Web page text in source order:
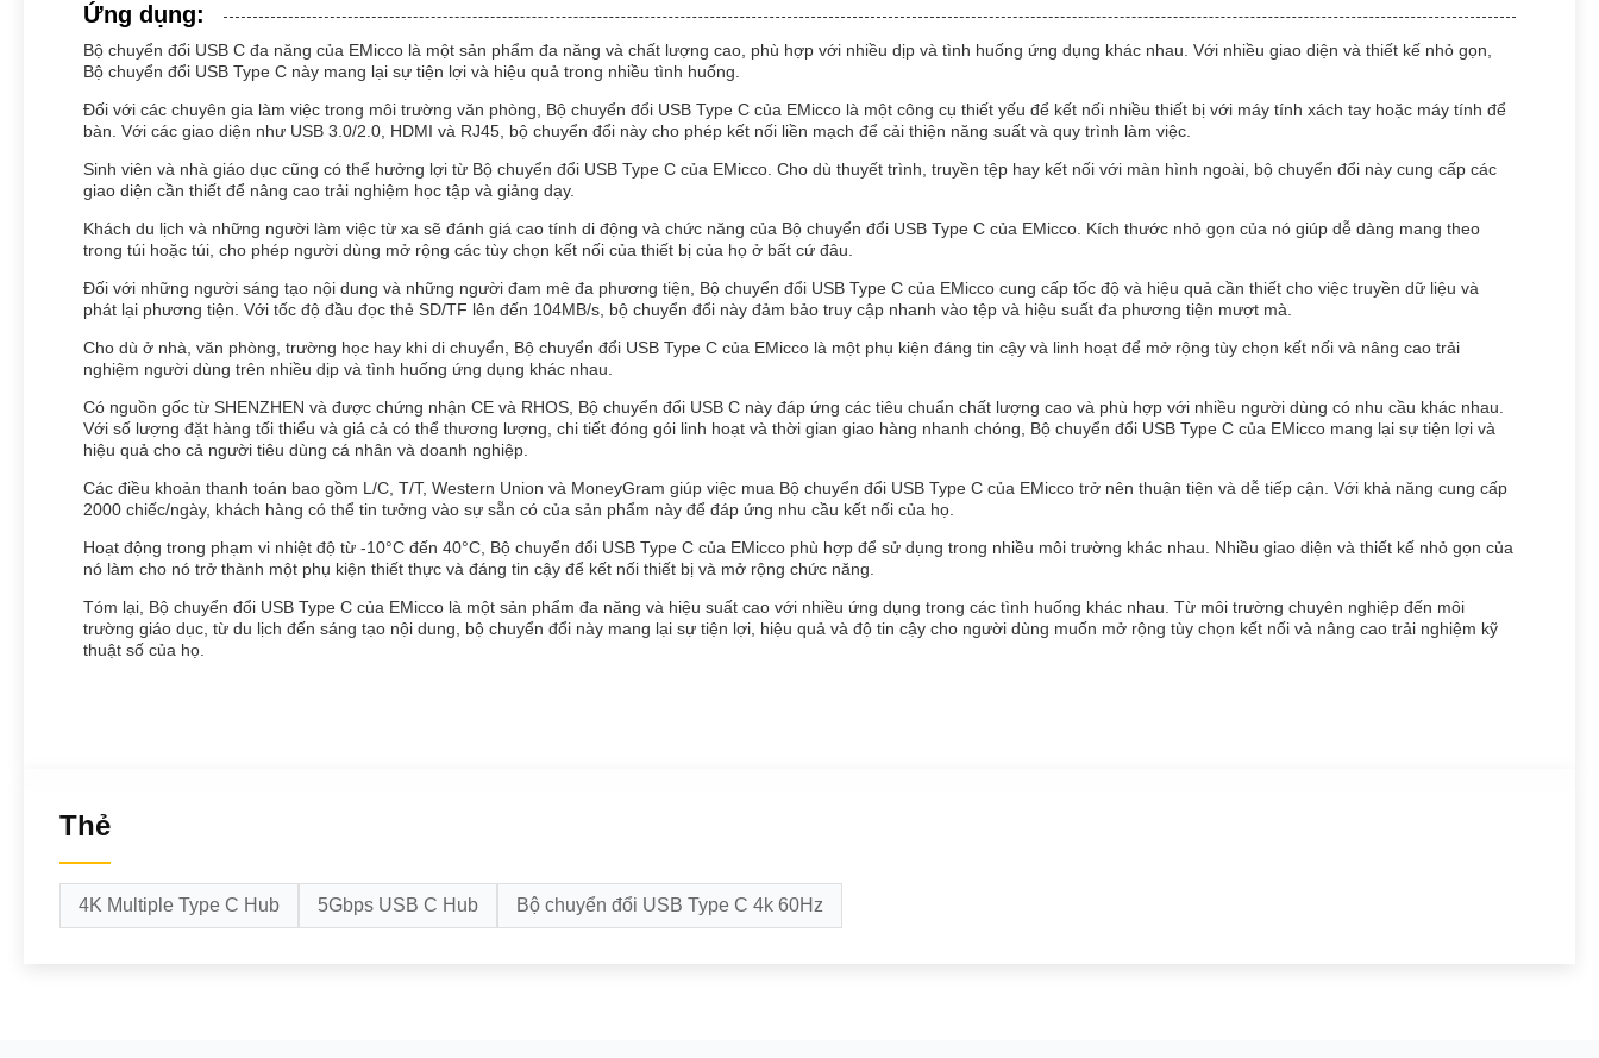
Ứng dụng:
Bộ chuyển đổi USB C đa năng của EMicco là một sản phẩm đa năng và chất lượng cao, phù hợp với nhiều dịp và tình huống ứng dụng khác nhau. Với nhiều giao diện và thiết kế nhỏ gọn,
Bộ chuyển đổi USB Type C này mang lại sự tiện lợi và hiệu quả trong nhiều tình huống.
Đối với các chuyên gia làm việc trong môi trường văn phòng, Bộ chuyển đổi USB Type C của EMicco là một công cụ thiết yếu để kết nối nhiều thiết bị với máy tính xách tay hoặc máy tính để
bàn. Với các giao diện như USB 3.0/2.0, HDMI và RJ45, bộ chuyển đổi này cho phép kết nối liền mạch để cải thiện năng suất và quy trình làm việc.
Sinh viên và nhà giáo dục cũng có thể hưởng lợi từ Bộ chuyển đổi USB Type C của EMicco. Cho dù thuyết trình, truyền tệp hay kết nối với màn hình ngoài, bộ chuyển đổi này cung cấp các
giao diện cần thiết để nâng cao trải nghiệm học tập và giảng dạy.
Khách du lịch và những người làm việc từ xa sẽ đánh giá cao tính di động và chức năng của Bộ chuyển đổi USB Type C của EMicco. Kích thước nhỏ gọn của nó giúp dễ dàng mang theo
trong túi hoặc túi, cho phép người dùng mở rộng các tùy chọn kết nối của thiết bị của họ ở bất cứ đâu.
Đối với những người sáng tạo nội dung và những người đam mê đa phương tiện, Bộ chuyển đổi USB Type C của EMicco cung cấp tốc độ và hiệu quả cần thiết cho việc truyền dữ liệu và
phát lại phương tiện. Với tốc độ đầu đọc thẻ SD/TF lên đến 104MB/s, bộ chuyển đổi này đảm bảo truy cập nhanh vào tệp và hiệu suất đa phương tiện mượt mà.
Cho dù ở nhà, văn phòng, trường học hay khi di chuyển, Bộ chuyển đổi USB Type C của EMicco là một phụ kiện đáng tin cậy và linh hoạt để mở rộng tùy chọn kết nối và nâng cao trải
nghiệm người dùng trên nhiều dịp và tình huống ứng dụng khác nhau.
Có nguồn gốc từ SHENZHEN và được chứng nhận CE và RHOS, Bộ chuyển đổi USB C này đáp ứng các tiêu chuẩn chất lượng cao và phù hợp với nhiều người dùng có nhu cầu khác nhau.
Với số lượng đặt hàng tối thiểu và giá cả có thể thương lượng, chi tiết đóng gói linh hoạt và thời gian giao hàng nhanh chóng, Bộ chuyển đổi USB Type C của EMicco mang lại sự tiện lợi và
hiệu quả cho cả người tiêu dùng cá nhân và doanh nghiệp.
Các điều khoản thanh toán bao gồm L/C, T/T, Western Union và MoneyGram giúp việc mua Bộ chuyển đổi USB Type C của EMicco trở nên thuận tiện và dễ tiếp cận. Với khả năng cung cấp
2000 chiếc/ngày, khách hàng có thể tin tưởng vào sự sẵn có của sản phẩm này để đáp ứng nhu cầu kết nối của họ.
Hoạt động trong phạm vi nhiệt độ từ -10°C đến 40°C, Bộ chuyển đổi USB Type C của EMicco phù hợp để sử dụng trong nhiều môi trường khác nhau. Nhiều giao diện và thiết kế nhỏ gọn của
nó làm cho nó trở thành một phụ kiện thiết thực và đáng tin cậy để kết nối thiết bị và mở rộng chức năng.
Tóm lại, Bộ chuyển đổi USB Type C của EMicco là một sản phẩm đa năng và hiệu suất cao với nhiều ứng dụng trong các tình huống khác nhau. Từ môi trường chuyên nghiệp đến môi
trường giáo dục, từ du lịch đến sáng tạo nội dung, bộ chuyển đổi này mang lại sự tiện lợi, hiệu quả và độ tin cậy cho người dùng muốn mở rộng tùy chọn kết nối và nâng cao trải nghiệm kỹ
thuật số của họ.
Thẻ
4K Multiple Type C Hub 5Gbps USB C Hub Bộ chuyển đổi USB Type C 4k 60Hz